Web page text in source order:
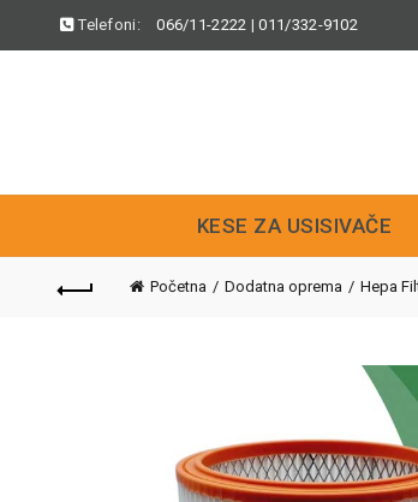
Telefoni: 066/11-2222 |011/332-9102
KESE ZA USISIVAČE
Početna Dodatna oprema Hepa